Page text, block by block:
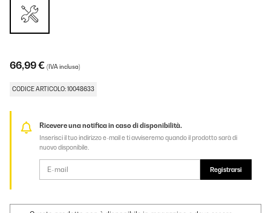
66,99 € (IVA inclusa)
CODICE ARTICOLO: 10048633
Ricevere una notifica in caso di disponibilità.
Inserisci il tuo indirizzo e-mail e ti avviseremo quando il prodotto sarà di
nuovo disponibile.
Registrarsi